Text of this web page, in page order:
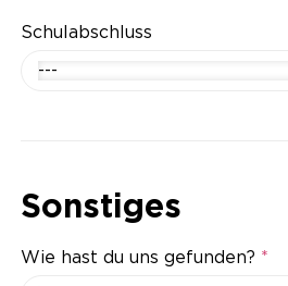
Schulabschluss
---
Sonstiges
Wie hast du uns gefunden? *